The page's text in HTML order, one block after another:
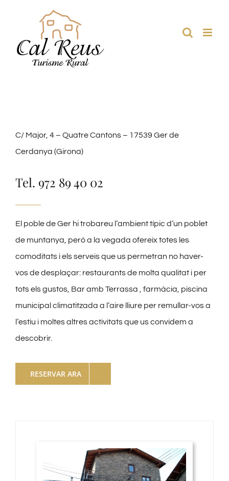
contenu
C/ Major, 4 – Quatre Cantons – 17539 Ger de
Cerdanya (Girona)
Tel. 972 89 40 02
El poble de Ger hi trobareu l’ambient típic d’un poblet
de muntanya, però a la vegada ofereix totes les
comoditats i els serveis que us permetran no haver-
vos de desplaçar: restaurants de molta qualitat i per
tots els gustos, Bar amb Terrassa , farmàcia, piscina
municipal climatitzada a l’aire lliure per remullar-vos a
l’estiu i moltes altres activitats que us convidem a
descobrir.
RESERVAR ARA